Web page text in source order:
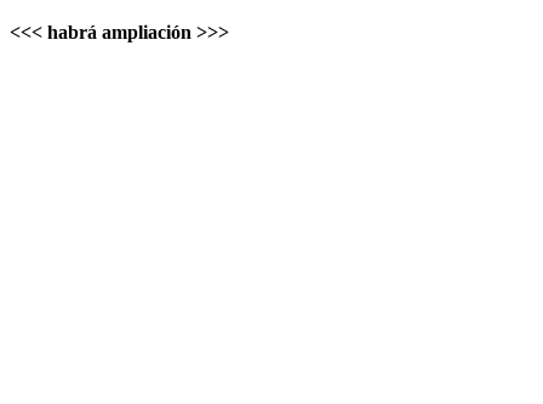
<<< habrá ampliación >>>